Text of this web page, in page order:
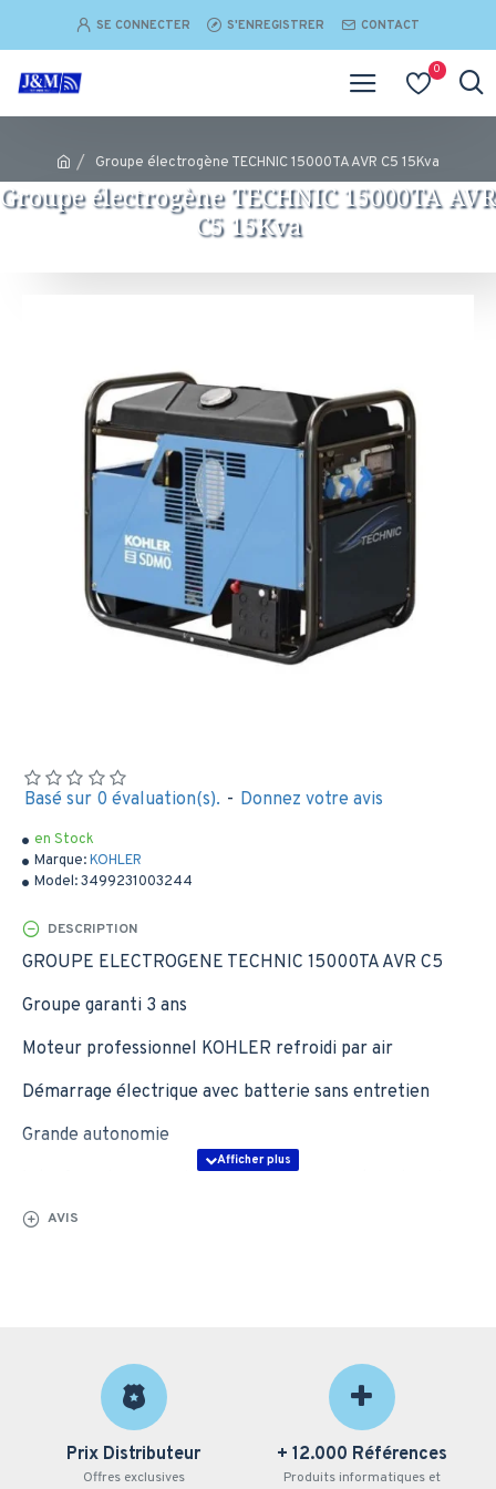
SE CONNECTER S'ENREGISTRER CONTACT
0
Groupe électrogène TECHNIC 15000TA AVR C5 15Kva
Groupe électrogène TECHNIC 15000TA AVR
C5 15Kva
en Stock
Marque:KOHLER
Model:3499231003244
Basé sur 0 évaluation(s). - Donnez votre avis
DESCRIPTION
GROUPE ELECTROGENE TECHNIC 15000TA AVR C5
Groupe garanti 3 ans
Moteur professionnel KOHLER refroidi par air
Démarrage électrique avec batterie sans entretien
Grande autonomie
et du contrôle commande APM202
UNE TECHNOLOGIE ÉQUIPÉE D’UNE APPLICATION
INNOVANTE
Le Generator Smart Care est une solution digitale qui permet
- L’inventaire des groupes électrogènes
- L’échéance des entretiens
- L’aide à la maintenance
AVIS
Prix Distributeur
Offres exclusives
+ 12.000 Références
Produits informatiques et